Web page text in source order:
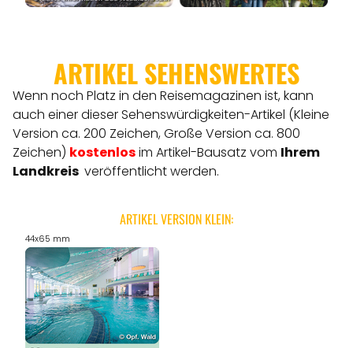
ARTIKEL SEHENSWERTES
Wenn noch Platz in den Reisemagazinen ist, kann
auch einer dieser Sehenswürdigkeiten-Artikel (Kleine
Version ca. 200 Zeichen, Große Version ca. 800
Zeichen) kostenlosim Artikel-Bausatz vom Ihrem
Landkreis veröffentlicht werden.
ARTIKEL VERSION KLEIN:
44x65 mm